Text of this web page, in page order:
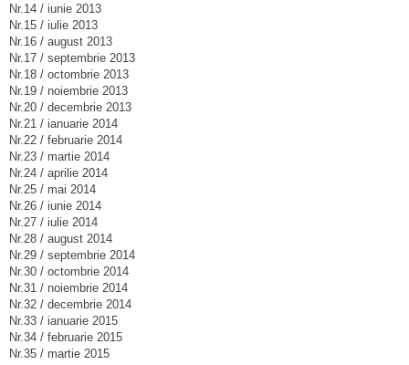
Nr.14 / iunie 2013
Nr.15 / iulie 2013
Nr.16 / august 2013
Nr.17 / septembrie 2013
Nr.18 / octombrie 2013
Nr.19 / noiembrie 2013
Nr.20 / decembrie 2013
Nr.21 / ianuarie 2014
Nr.22 / februarie 2014
Nr.23 / martie 2014
Nr.24 / aprilie 2014
Nr.25 / mai 2014
Nr.26 / iunie 2014
Nr.27 / iulie 2014
Nr.28 / august 2014
Nr.29 / septembrie 2014
Nr.30 / octombrie 2014
Nr.31 / noiembrie 2014
Nr.32 / decembrie 2014
Nr.33 / ianuarie 2015
Nr.34 / februarie 2015
Nr.35 / martie 2015